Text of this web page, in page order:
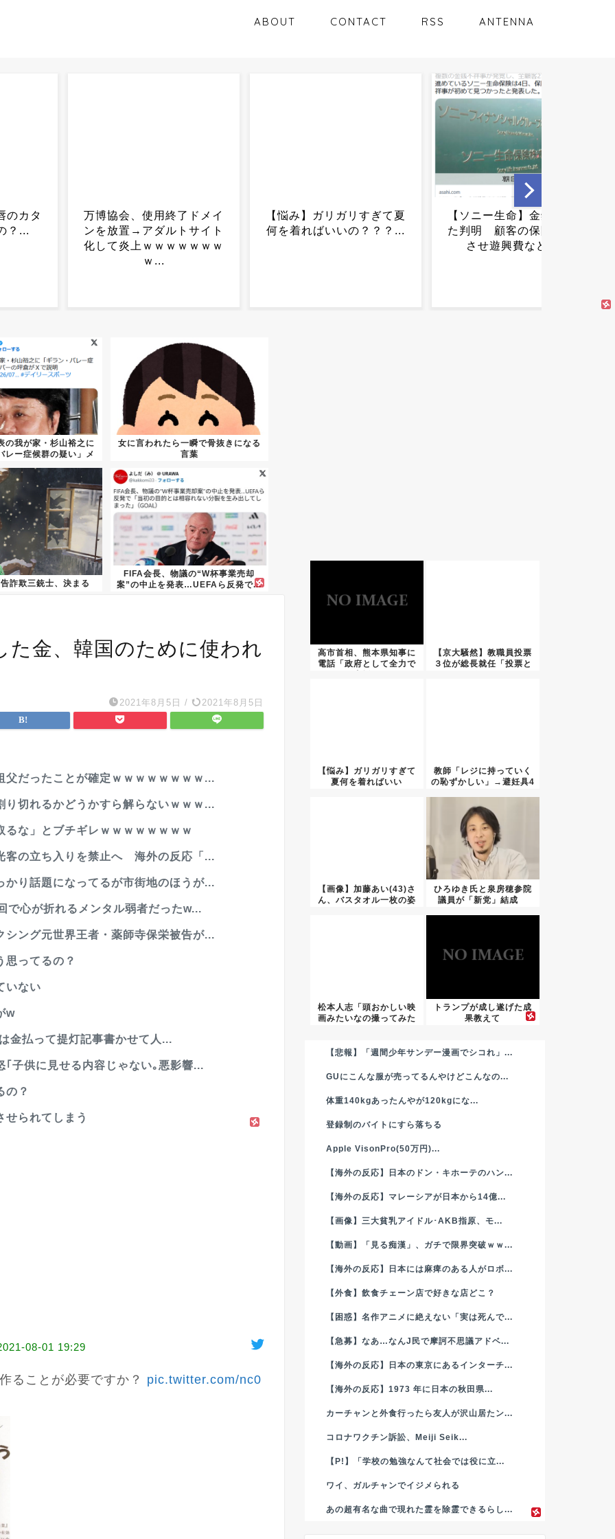
ABOUT CONTACT RSS ANTENNA
ドメイ
サイト
【悩み】ガリガリすぎて夏
何を着ればいいの？？？...
【ソニー生命】金銭詐取ま
た判明 顧客の保険を解約
【悲報】若者「年収500万円
でも施工管理は嫌です」→
希望者0％...
の我が家・杉山裕之に
レー症候群の疑い」メ
女に言われたら一瞬で骨抜きになる
言葉
詐欺三銃士、決まる
FIFA会長、物議の“W杯事業売却
案”の中止を発表…UEFAら反発で...
た金、韓国のために使われ
2021年8月5日 / 2021年8月5日
だったことが確定ｗｗｗｗｗｗｗｗ...
切れるかどうかすら解らないｗｗｗ...
な」とブチギレｗｗｗｗｗｗｗｗ
客の立ち入りを禁止へ 海外の反応「...
り話題になってるが市街地のほうが...
で心が折れるメンタル弱者だったw...
ング元世界王者・薬師寺保栄被告が...
思ってるの？
いない
w
金払って提灯記事書かせて人...
子供に見せる内容じゃない｡悪影響...
の？
せられてしまう
08-01 19:29
ることが必要ですか？ pic.twitter.com/nc0
高市首相、熊本県知事に
電話「政府として全力で
【京大騒然】教職員投票
３位が総長就任「投票と
【悩み】ガリガリすぎて
夏何を着ればいい
教師「レジに持っていく
の恥ずかしい」→避妊具4
【画像】加藤あい(43)さ
ん、バスタオル一枚の姿
ひろゆき氏と泉房穂参院
議員が「新党」結成
松本人志「頭おかしい映
画みたいなの撮ってみた
トランプが成し遂げた成
果教えて
【悲報】「週間少年サンデー漫画でシコれ」...
GUにこんな服が売ってるんやけどこんなの...
体重140kgあったんやが120kgにな...
登録制のバイトにすら落ちる
Apple VisonPro(50万円)...
【海外の反応】日本のドン・キホーテのハン...
【海外の反応】マレーシアが日本から14億...
【画像】三大貧乳アイドル･AKB指原、モ...
【動画】「見る痴漢」、ガチで限界突破ｗｗ...
【海外の反応】日本には麻痺のある人がロボ...
【外食】飲食チェーン店で好きな店どこ？
【困惑】名作アニメに絶えない「実は死んで...
【急募】なあ…なんJ民で摩訶不思議アドベ...
【海外の反応】日本の東京にあるインターチ...
【海外の反応】1973 年に日本の秋田県...
カーチャンと外食行ったら友人が沢山居たン...
コロナワクチン訴訟、Meiji Seik...
【P!】「学校の勉強なんて社会では役に立...
ワイ、ガルチャンでイジメられる
あの超有名な曲で現れた霊を除霊できるらし...